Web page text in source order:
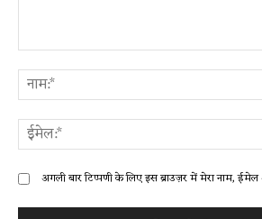
अगली बार टिप्पणी के लिए इस ब्राउज़र में मेरा नाम,